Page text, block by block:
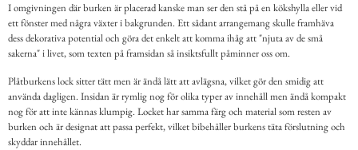
I omgivningen där burken är placerad kanske man ser den stå på en kökshylla eller vid
ett fönster med några växter i bakgrunden. Ett sådant arrangemang skulle framhäva
dess dekorativa potential och göra det enkelt att komma ihåg att "njuta av de små
sakerna" i livet, som texten på framsidan så insiktsfullt påminner oss om.
Plåtburkens lock sitter tätt men är ändå lätt att avlägsna, vilket gör den smidig att
använda dagligen. Insidan är rymlig nog för olika typer av innehåll men ändå kompakt
nog för att inte kännas klumpig. Locket har samma färg och material som resten av
burken och är designat att passa perfekt, vilket bibehåller burkens täta förslutning och
skyddar innehållet.